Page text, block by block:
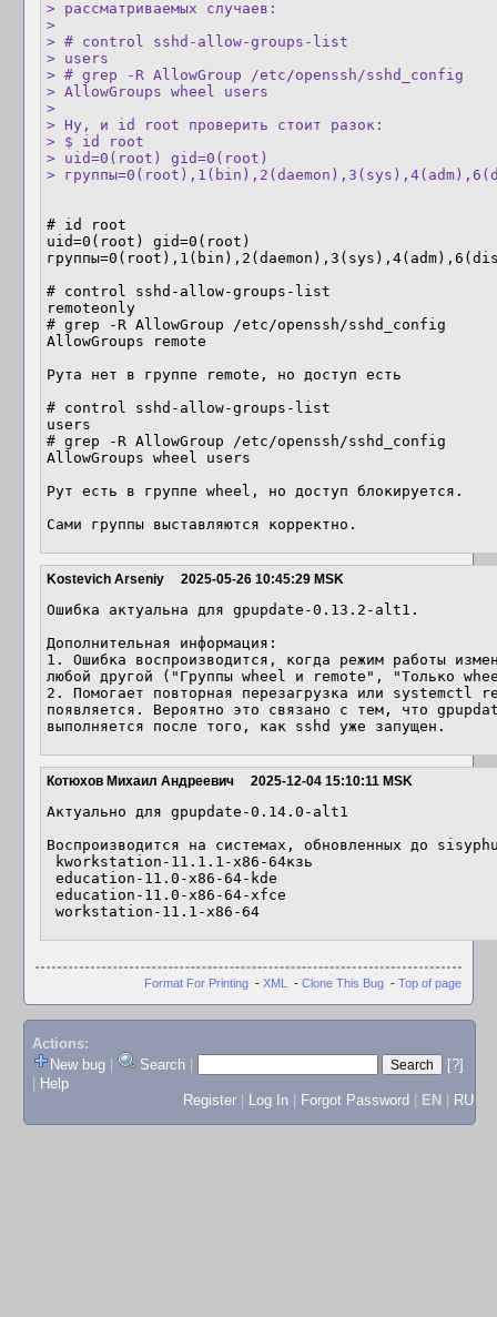
> рассматриваемых случаев:
>
> # control sshd-allow-groups-list
> users
> # grep -R AllowGroup /etc/openssh/sshd_config
> AllowGroups wheel users
>
> Ну, и id root проверить стоит разок:
> $ id root
> uid=0(root) gid=0(root)
>
# id root
uid=0(root) gid=0(root)
# control sshd-allow-groups-list
remoteonly
# grep -R AllowGroup /etc/openssh/sshd_config
AllowGroups remote
Рута нет в группе remote, но доступ есть
# control sshd-allow-groups-list
users
# grep -R AllowGroup /etc/openssh/sshd_config
AllowGroups wheel users
Рут есть в группе wheel, но доступ блокируется.
Сами группы выставляются корректно.
Kostevich Arseniy 2025-05-26 10:45:29 MSK
Ошибка актуальна для gpupdate-0.13.2-alt1.
Дополнительная информация:
1. Ошибка воспроизводится, когда режим работы
любой другой ("Группы wheel и remote", "Только
2. Помогает повторная перезагрузка или systemctl
появляется. Вероятно это связано с тем, что
выполняется после того, как sshd уже запущен.
Котюхов Михаил Андреевич 2025-12-04 15:10:11 MSK
Актуально для gpupdate-0.14.0-alt1
Воспроизводится на системах, обновленных до
workstation-11.1-x86-64
Format For Printing - XML - Clone This Bug - Top of page
Actions:
New bug
Search
[?]
Help
Register
Log In Forgot Password EN RU